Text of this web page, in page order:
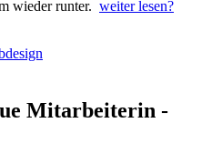
wieder runter. weiter lesen?
Mitarbeiterin -